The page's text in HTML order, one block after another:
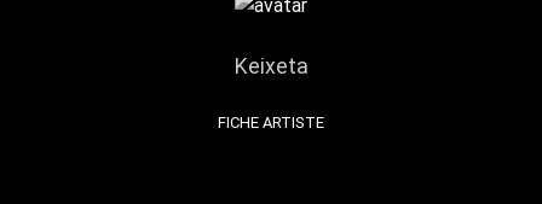
Keixeta
FICHE ARTISTE